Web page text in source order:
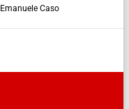
Emanuele Caso